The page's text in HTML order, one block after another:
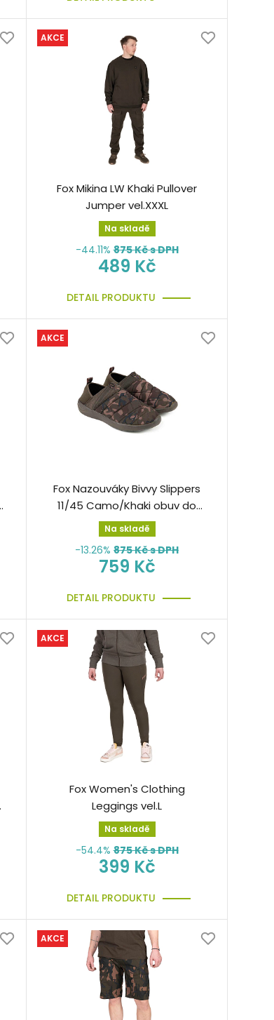
AKCE
Fox Mikina LW Khaki Pullover
Jumper vel.XXXL
Na skladě
-44.11% 875Kč s DPH
489 Kč
DETAIL PRODUKTU
AKCE
Fox Nazouváky Bivvy Slippers
11/45 Camo/Khaki obuv do
bivaku
Na skladě
-13.26% 875Kč s DPH
759 Kč
DETAIL PRODUKTU
AKCE
Fox Women's Clothing
Leggings vel.L
Na skladě
-54.4% 875Kč s DPH
399 Kč
DETAIL PRODUKTU
AKCE